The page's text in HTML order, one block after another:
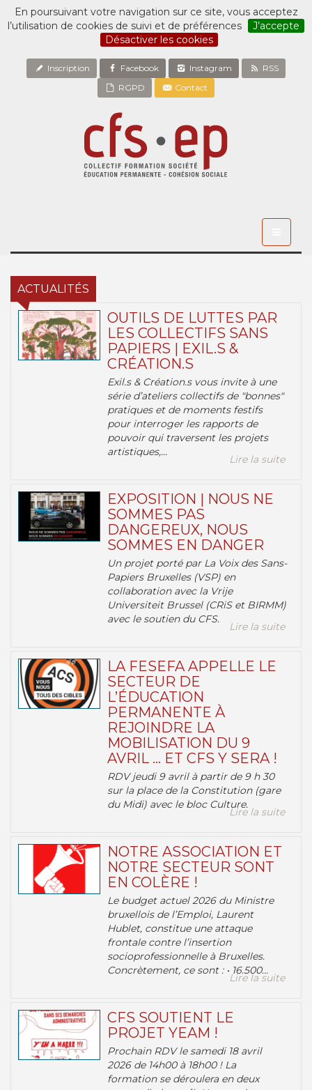
En poursuivant votre navigation sur ce site, vous acceptez
l’utilisation de cookies de suivi et de préférences
J’accepte
Désactiver les cookies
Inscription Facebook Instagram
RSS
RGPD
Contact
ACTUALITÉS
OUTILS DE LUTTES PAR
LES COLLECTIFS SANS
PAPIERS | EXIL.S &
CRÉATION.S
Exil.s & Création.s vous invite à une
série d’ateliers collectifs de "bonnes"
pratiques et de moments festifs
pour interroger les rapports de
pouvoir qui traversent les projets
artistiques,...
Lire la suite
EXPOSITION | NOUS NE
SOMMES PAS
DANGEREUX, NOUS
SOMMES EN DANGER
Un projet porté par La Voix des Sans-
Papiers Bruxelles (VSP) en
collaboration avec la Vrije
Universiteit Brussel (CRiS et BIRMM)
avec le soutien du CFS.
Lire la suite
LA FESEFA APPELLE LE
SECTEUR DE
L’ÉDUCATION
PERMANENTE À
REJOINDRE LA
MOBILISATION DU 9
AVRIL … ET CFS Y SERA !
RDV jeudi 9 avril à partir de 9 h 30
sur la place de la Constitution (gare
du Midi) avec le bloc Culture.
Lire la suite
NOTRE ASSOCIATION ET
NOTRE SECTEUR SONT
EN COLÈRE !
Le budget actuel 2026 du Ministre
bruxellois de l’Emploi, Laurent
Hublet, constitue une attaque
frontale contre l’insertion
socioprofessionnelle à Bruxelles.
Concrètement, ce sont : • 16.500...
Lire la suite
CFS SOUTIENT LE
PROJET YEAM !
Prochain RDV le samedi 18 avril
2026 de 14h00 à 18h00 ! La
formation se déroulera en deux